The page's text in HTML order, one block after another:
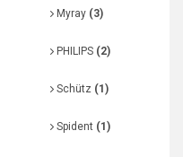
Myray (3)
PHILIPS (2)
Schütz (1)
Spident (1)